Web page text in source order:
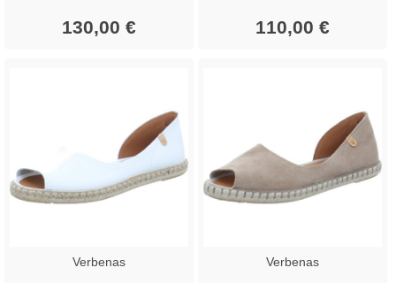
130,00 € 110,00 €
Verbenas Verbenas